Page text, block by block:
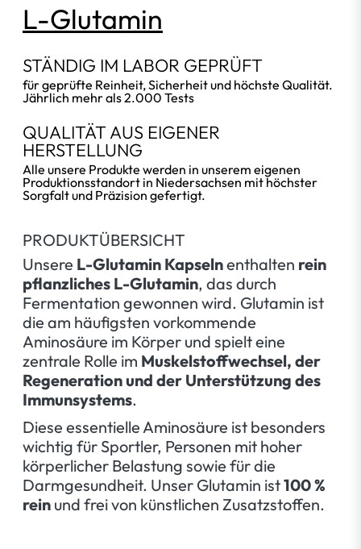
L-Glutamin
STÄNDIG IM LABOR GEPRÜFT
für geprüfte Reinheit, Sicherheit und höchste Qualität.
Jährlich mehr als 2.000 Tests
QUALITÄT AUS EIGENER
HERSTELLUNG
Alle unsere Produkte werden in unserem eigenen
Produktionsstandort in Niedersachsen mit höchster
Sorgfalt und Präzision gefertigt.
PRODUKTÜBERSICHT
Unsere L-Glutamin Kapselnenthalten rein
pflanzliches L-Glutamin, das durch
Fermentation gewonnen wird. Glutamin ist
die am häufigsten vorkommende
Aminosäure im Körper und spielt eine
zentrale Rolle im Muskelstoffwechsel, der
Regeneration und der Unterstützung des
Immunsystems.
Diese essentielle Aminosäure ist besonders
wichtig für Sportler, Personen mit hoher
körperlicher Belastung sowie für die
Darmgesundheit. Unser Glutamin ist100 %
rein und frei von künstlichen Zusatzstoffen.